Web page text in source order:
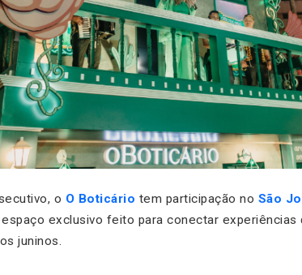
o O Boticário tem participação no São
espaço exclusivo feito para conectar experiências
juninos.